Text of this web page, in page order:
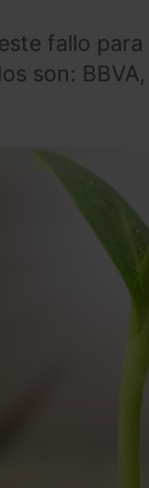
fallo
son: